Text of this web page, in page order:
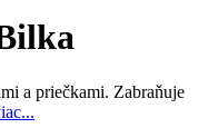
a priečkami. Zabraňuje